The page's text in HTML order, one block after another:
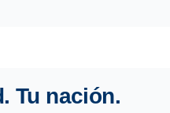
Tu nación.